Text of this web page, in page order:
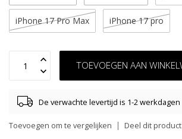
iPhone 17 Pro Max iPhone 17 pro
TOEVOEGEN AAN
De verwachte levertijd is 1-2 werkdagen
Toevoegen om te vergelijken Deel dit product